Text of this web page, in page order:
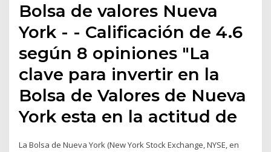
Bolsa de valores Nueva
York - - Calificación de 4.6
según 8 opiniones "La
clave para invertir en la
Bolsa de Valores de Nueva
York esta en la actitud de
La Bolsa de Nueva York (New York Stock Exchange, NYSE, en